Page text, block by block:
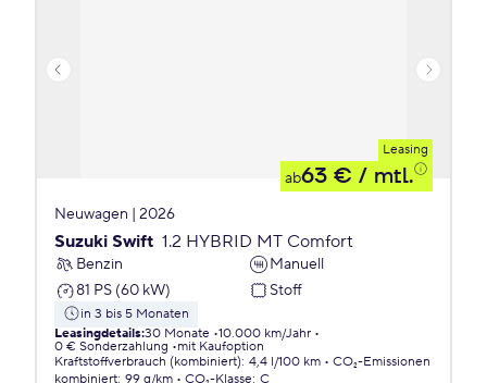
Leasing
ab63 € / mtl.
Neuwagen | 2026
Suzuki Swift 1.2 HYBRID MT Comfort
Benzin
Manuell
81 PS (60 kW)
Stoff
in 3 bis 5 Monaten
Leasingdetails:30 Monate 10.000 km/Jahr
0 € Sonderzahlung
mit Kaufoption
Kraftstoffverbrauch (kombiniert): 4,4 l/100 km
CO₂-Emissionen
kombiniert: 99 g/km CO₂-Klasse: C